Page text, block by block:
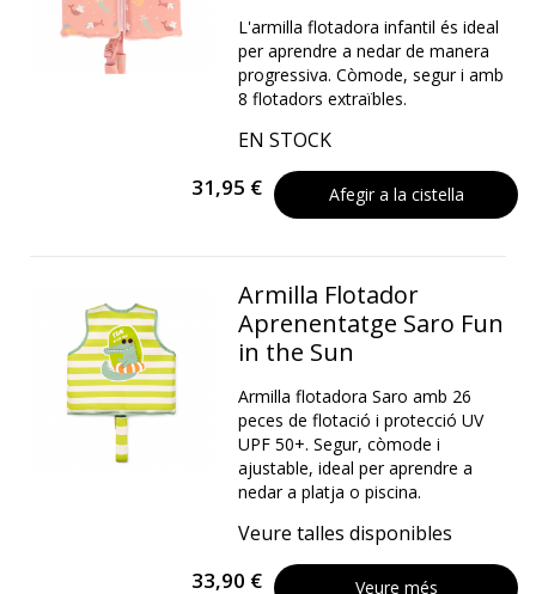
L'armilla flotadora infantil és ideal
per aprendre a nedar de manera
progressiva. Còmode, segur i amb
8 flotadors extraïbles.
EN STOCK
31,95 € Afegir a la cistella
Armilla Flotador
Aprenentatge Saro Fun
in the Sun
Armilla flotadora Saro amb 26
peces de flotació i protecció UV
UPF 50+. Segur, còmode i
ajustable, ideal per aprendre a
nedar a platja o piscina.
Veure talles disponibles
33,90 € Veure més